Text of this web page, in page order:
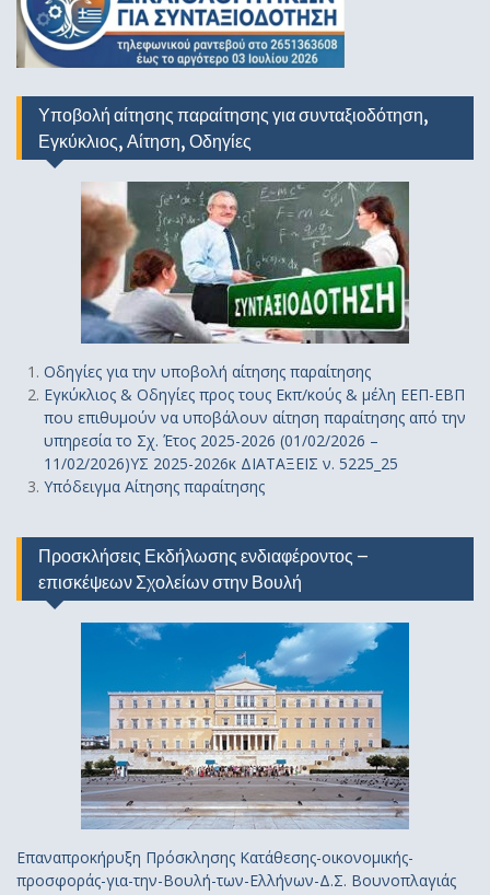
Υποβολή αίτησης παραίτησης για συνταξιοδότηση,
Εγκύκλιος, Αίτηση, Οδηγίες
Οδηγίες για την υποβολή αίτησης παραίτησης
Εγκύκλιος & Οδηγίες προς τους Εκπ/κούς & μέλη ΕΕΠ-ΕΒΠ
που επιθυμούν να υποβάλουν αίτηση παραίτησης από την
υπηρεσία το Σχ. Έτος 2025-2026 (01/02/2026 –
11/02/2026)ΥΣ 2025-2026κ ΔΙΑΤΑΞΕΙΣ ν. 5225_25
Υπόδειγμα Αίτησης παραίτησης
Προσκλήσεις Εκδήλωσης ενδιαφέροντος –
επισκέψεων Σχολείων στην Βουλή
Επαναπροκήρυξη Πρόσκλησης Κατάθεσης-οικονομικής-
προσφοράς-για-την-Βουλή-των-Ελλήνων-Δ.Σ. Βουνοπλαγιάς